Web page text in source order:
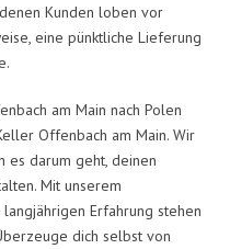
Kunden loben vor
eine pünktliche Lieferung
am Main nach Polen
Offenbach am Main. Wir
es darum geht, deinen
Mit unserem
Erfahrung stehen
dich selbst von